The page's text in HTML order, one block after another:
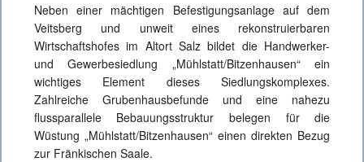
Neben einer mächtigen Befestigungsanlage auf dem
Veitsberg und unweit eines rekonstruierbaren
Wirtschaftshofes im Altort Salz bildet die Handwerker-
und Gewerbesiedlung „Mühlstatt/Bitzenhausen“ ein
wichtiges Element dieses Siedlungskomplexes.
Zahlreiche Grubenhausbefunde und eine nahezu
flussparallele Bebauungsstruktur belegen für die
Wüstung „Mühlstatt/Bitzenhausen“ einen direkten Bezug
zur Fränkischen Saale.